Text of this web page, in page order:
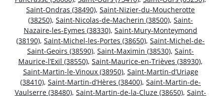
Saint-Ondras (38490), Saint-Nizier-du-Moucherotte
(38250), Saint-Nicolas-de-Macherin (38500), Saint-
Nazaire-les-Eymes (38330), Saint-Mury-Monteymond
(38190), Saint-Michel-les-Portes (38650), Saint-Michel-de-
Saint-Geoirs (38590), Saint-Maximin (38530), Saint-
Maurice-l’Exil (38550), Saint-Maurice-en-Trièves (38930),
Saint-Martin-le-Vinoux (38950), Saint-Martin-d’Uriage
(38410), Saint-Martin-d’Hères (38400), Saint-Martin-de-
Vaulserre (38480), Saint-Martin-de-la-Cluze (38650), Saint-